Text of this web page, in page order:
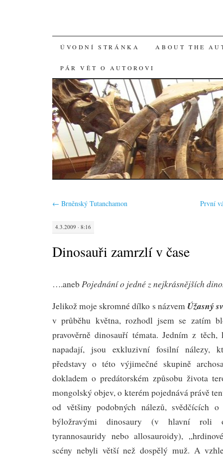
SKIP
TO
CONTENT
ÚVODNÍ STRÁNKA ABOUT THE
PÁR VĚT O AUTOROVI
← Brněnský Tutanchamon První
4.3.2009 · 8:16
Dinosauři zamrzlí v čase
….aneb Pojednání o jedné z nejkrásnějších
Jelikož moje skromné dílko s názvem Úžasný
v průběhu května, rozhodl jsem se zatím
pravověrně dinosauří témata. Jedním z
napadají, jsou exkluzivní fosilní nálezy,
představy o této výjimečné skupině
dokladem o predátorském způsobu života
mongolský objev, o kterém pojednává právě
od většiny podobných nálezů, svědčících
býložravými dinosaury (v hlavní roli
tyrannosauridy nebo allosauroidy),
scény nebyli větší než dospělý muž. A